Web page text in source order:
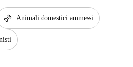
pet_supplies Animali domestici ammessi